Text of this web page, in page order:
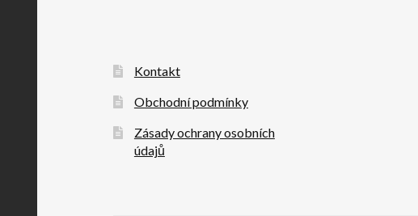
Kontakt
Obchodní podmínky
Zásady ochrany osobních
údajů